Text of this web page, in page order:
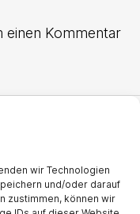
wir Technologien
und/oder darauf
zustimmen, können wir
einen Kommentar